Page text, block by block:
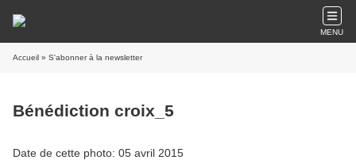
MENU
Accueil » S'abonner à la newsletter
Bénédiction croix_5
Date de cette photo: 05 avril 2015